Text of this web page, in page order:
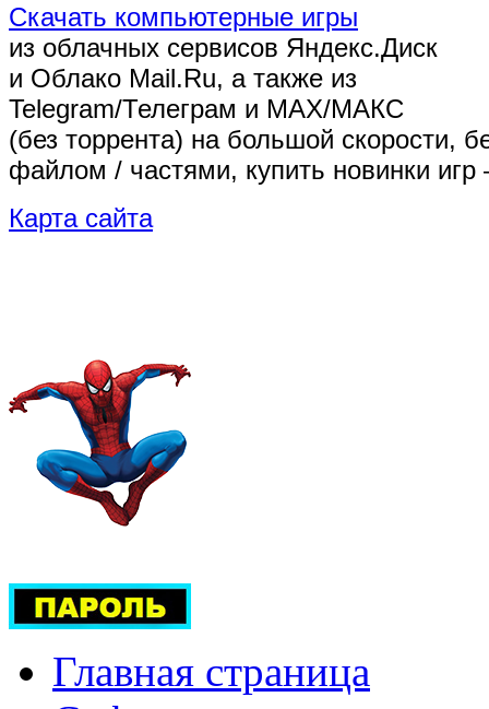
Скачать компьютерные игры
из облачных сервисов Яндекс.Диск
и Облако Mail.Ru, а также из
Telegram/Телеграм и MAX/МАКС
(без торрента) на большой скорости,
файлом / частями, купить новинки
Карта сайта
Главная страница